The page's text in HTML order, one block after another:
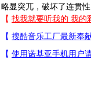
略显突兀，破坏了连贯